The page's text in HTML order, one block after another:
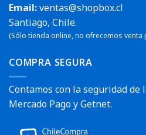
Email:ventas@shopbox.cl
Santiago, Chile.
(Sólo tienda online, no ofrecemos venta
COMPRA SEGURA
Contamos con la seguridad de
Mercado Pago y Getnet.